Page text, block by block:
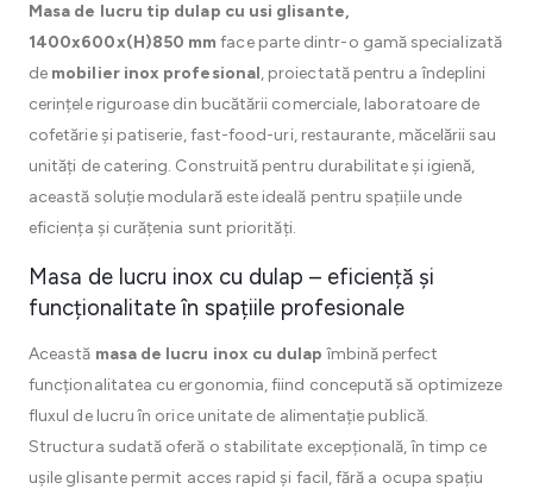
Masa de lucru tip dulap cu usi glisante,
1400x600x(H)850 mm face parte dintr-o gamă specializată
de mobilier inox profesional, proiectată pentru a îndeplini
cerințele riguroase din bucătării comerciale, laboratoare de
cofetărie și patiserie, fast-food-uri, restaurante, măcelării sau
unități de catering. Construită pentru durabilitate și igienă,
această soluție modulară este ideală pentru spațiile unde
eficiența și curățenia sunt priorități.
Masa de lucru inox cu dulap – eficiență și
funcționalitate în spațiile profesionale
Această masa de lucru inox cu dulap îmbină perfect
funcționalitatea cu ergonomia, fiind concepută să optimizeze
fluxul de lucru în orice unitate de alimentație publică.
Structura sudată oferă o stabilitate excepțională, în timp ce
ușile glisante permit acces rapid și facil, fără a ocupa spațiu